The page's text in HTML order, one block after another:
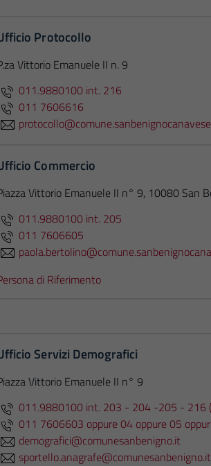
Protocollo
Vittorio Emanuele II n. 9
011.9880100 int. 216
011 7606616
Commercio
Vittorio Emanuele II n° 9, 10080 San
011.9880100 int. 205
011 7606605
di Riferimento
Servizi Demografici
Vittorio Emanuele II n° 9
011.9880100 int. 203 - 204 -205 - 216
011 7606603 oppure 04 oppure 05
demografici@comunesanbenigno.it
sportello.anagrafe@comunesanbenigno.it